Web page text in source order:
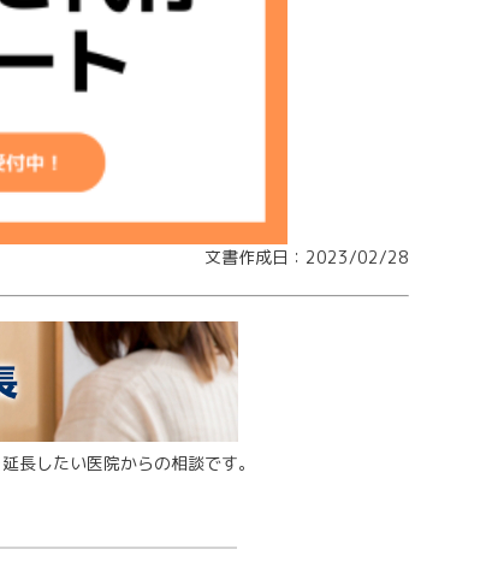
文書作成日：2023/02/28
長したい医院からの相談です。